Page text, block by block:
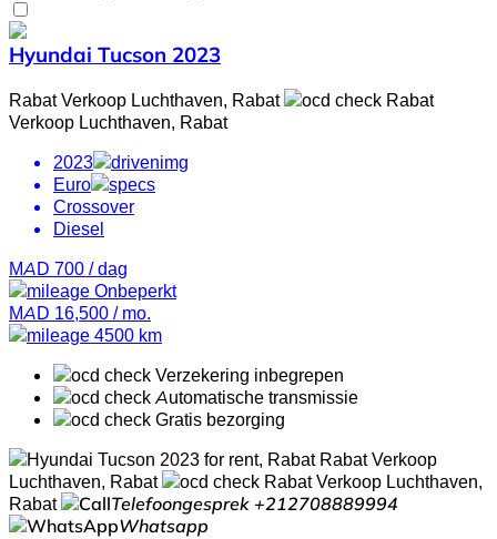
Hyundai Tucson 2023
Rabat Verkoop Luchthaven, Rabat
Rabat
Verkoop Luchthaven, Rabat
2023
Euro
Crossover
Diesel
MAD 700 / dag
Onbeperkt
MAD 16,500 / mo.
4500 km
Verzekering inbegrepen
Automatische transmissie
Gratis bezorging
Rabat Verkoop
Luchthaven, Rabat
Rabat Verkoop Luchthaven,
Rabat
Telefoongesprek +212708889994
Whatsapp